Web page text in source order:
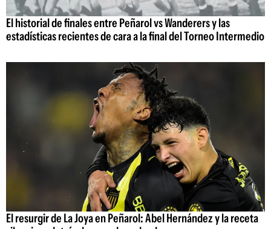
El historial de finales entre Peñarol vs Wanderers y las
estadísticas recientes de cara a la final del Torneo Intermedio
El resurgir de La Joya en Peñarol: Abel Hernández y la receta